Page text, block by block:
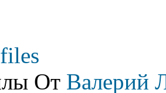
От Валерий